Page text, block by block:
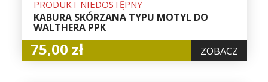
PRODUKT NIEDOSTĘPNY
KABURA SKÓRZANA TYPU MOTYL DO
WALTHERA PPK
75,00 zł ZOBACZ